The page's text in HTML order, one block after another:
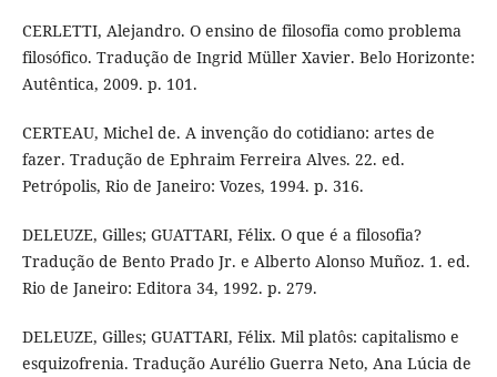
CERLETTI, Alejandro. O ensino de filosofia como problema
filosófico. Tradução de Ingrid Müller Xavier. Belo Horizonte:
Autêntica, 2009. p. 101.
CERTEAU, Michel de. A invenção do cotidiano: artes de
fazer. Tradução de Ephraim Ferreira Alves. 22. ed.
Petrópolis, Rio de Janeiro: Vozes, 1994. p. 316.
DELEUZE, Gilles; GUATTARI, Félix. O que é a filosofia?
Tradução de Bento Prado Jr. e Alberto Alonso Muñoz. 1. ed.
Rio de Janeiro: Editora 34, 1992. p. 279.
DELEUZE, Gilles; GUATTARI, Félix. Mil platôs: capitalismo e
esquizofrenia. Tradução Aurélio Guerra Neto, Ana Lúcia de